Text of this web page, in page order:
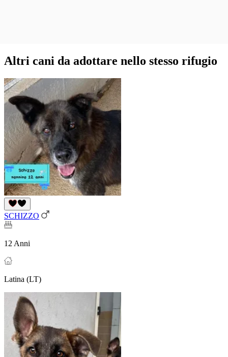
Altri cani da adottare nello stesso rifugio
SCHIZZO
12 Anni
Latina (LT)